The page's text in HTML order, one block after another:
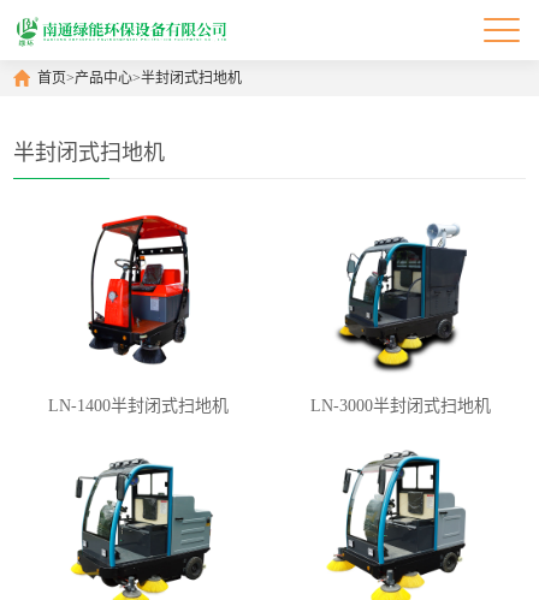
首页>产品中心>半封闭式扫地机
半封闭式扫地机
LN-1400半封闭式扫地机 LN-3000半封闭式扫地机